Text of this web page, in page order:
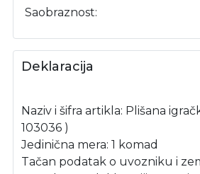
Saobraznost:
Deklaracija
Naziv i šifra artikla: Plišana
103036 )
Jedinična mera: 1 komad
Tačan podatak o uvozniku i